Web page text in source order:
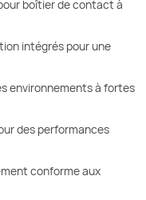
boîtier de contact à
intégrés pour une
environnements à fortes
des performances
conforme aux